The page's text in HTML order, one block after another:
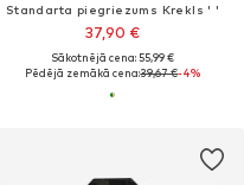
Standarta piegriezums Krekls ' '
37,90 €
Sākotnējā cena: 55,99 €
Pēdējā zemākā cena:39,67 €-4%